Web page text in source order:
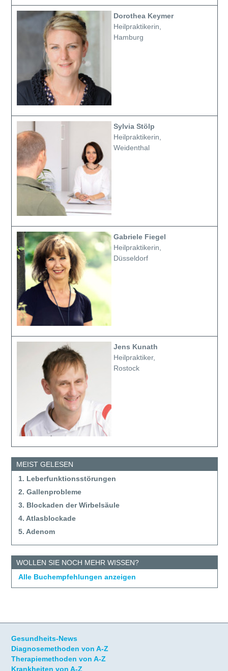
Dorothea Keymer
Heilpraktikerin,
Hamburg
Sylvia Stölp
Heilpraktikerin,
Weidenthal
Gabriele Fiegel
Heilpraktikerin,
Düsseldorf
Jens Kunath
Heilpraktiker,
Rostock
MEIST GELESEN
1. Leberfunktionsstörungen
2. Gallenprobleme
3. Blockaden der Wirbelsäule
4. Atlasblockade
5. Adenom
WOLLEN SIE NOCH MEHR WISSEN?
Alle Buchempfehlungen anzeigen
Gesundheits-News
Diagnosemethoden von A-Z
Therapiemethoden von A-Z
Krankheiten von A-Z